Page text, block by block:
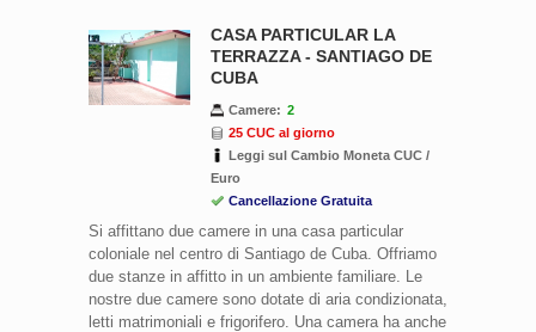
CASA PARTICULAR LA
TERRAZZA - SANTIAGO DE
CUBA
Camere: 2
25 CUC al giorno
Leggi sul Cambio Moneta CUC /
Euro
Cancellazione Gratuita
Si affittano due camere in una casa particular
coloniale nel centro di Santiago de Cuba. Offriamo
due stanze in affitto in un ambiente familiare. Le
nostre due camere sono dotate di aria condizionata,
letti matrimoniali e frigorifero. Una camera ha anche